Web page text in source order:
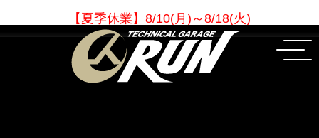
【夏季休業 】 8/10(月)～8/18(火)